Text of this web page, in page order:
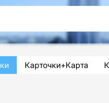
Карточки+Карта